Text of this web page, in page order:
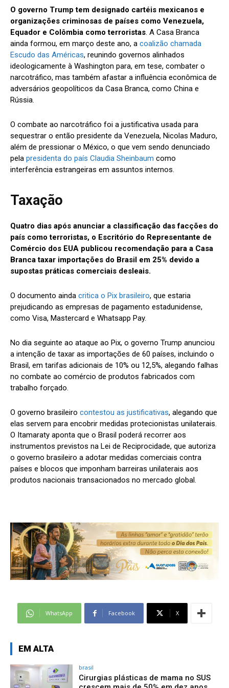
O governo Trump tem designado cartéis mexicanos e
organizações criminosas de países como Venezuela,
Equador e Colômbia como terroristas. A Casa Branca
ainda formou, em março deste ano, a coalizão chamada
Escudo das Américas, reunindo governos alinhados
ideologicamente à Washington para, em tese, combater o
narcotráfico, mas também afastar a influência econômica de
adversários geopolíticos da Casa Branca, como China e
Rússia.
O combate ao narcotráfico foi a justificativa usada para
sequestrar o então presidente da Venezuela, Nicolas Maduro,
além de pressionar o México, o que vem sendo denunciado
pela presidenta do país Claudia Sheinbaum como
interferência estrangeiras em assuntos internos.
Taxação
Quatro dias após anunciar a classificação das facções do
país como terroristas, o Escritório do Representante de
Comércio dos EUA publicou recomendação para a Casa
Branca taxar importações do Brasil em 25% devido a
supostas práticas comerciais desleais.
O documento ainda critica o Pix brasileiro, que estaria
prejudicando as empresas de pagamento estadunidense,
como Visa, Mastercard e Whatsapp Pay.
No dia seguinte ao ataque ao Pix, o governo Trump anunciou
a intenção de taxar as importações de 60 países, incluindo o
Brasil, em tarifas adicionais de 10% ou 12,5%, alegando falhas
no combate ao comércio de produtos fabricados com
trabalho forçado.
O governo brasileiro contestou as justificativas, alegando que
elas servem para encobrir medidas protecionistas unilaterais.
O Itamaraty aponta que o Brasil poderá recorrer aos
instrumentos previstos na Lei de Reciprocidade, que autoriza
o governo brasileiro a adotar medidas comerciais contra
países e blocos que imponham barreiras unilaterais aos
produtos nacionais transacionados no mercado global.
WhatsApp Facebook X
EM ALTA
brasil
Cirurgias plásticas de mama no SUS